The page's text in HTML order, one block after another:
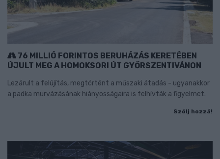
76 MILLIÓ FORINTOS BERUHÁZÁS KERETÉBEN
ÚJULT MEG A HOMOKSORI ÚT GYŐRSZENTIVÁNON
Lezárult a felújítás, megtörtént a műszaki átadás - ugyanakkor
a padka murvázásának hiányosságaira is felhívták a figyelmet.
Szólj hozzá!